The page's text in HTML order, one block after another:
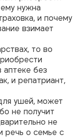
нужна
и почему
взимает
то во
аптеке без
и репатриант,
ушей, может
не получит
не
речь о семье с